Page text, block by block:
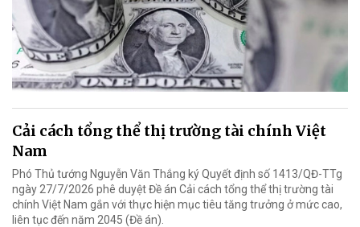
Cải cách tổng thể thị trường tài chính Việt
Nam
Phó Thủ tướng Nguyễn Văn Thắng ký Quyết định số 1413/QĐ-TTg
ngày 27/7/2026 phê duyệt Đề án Cải cách tổng thể thị trường tài
chính Việt Nam gắn với thực hiện mục tiêu tăng trưởng ở mức cao,
liên tục đến năm 2045 (Đề án).